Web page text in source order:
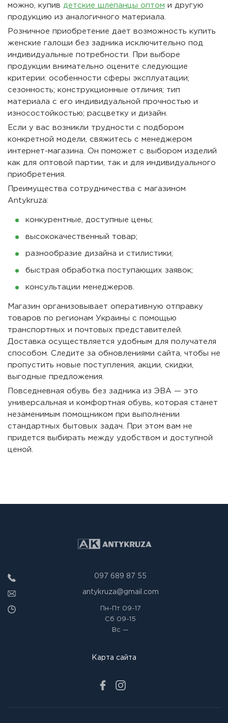
можно, купив детские шлепанцы оптом и другую
продукцию из аналогичного материала.
Розничное приобретение дает возможность купить
женские галоши без задника исключительно под
индивидуальные потребности. При выборе
продукции внимательно оцените следующие
критерии: особенности сферы эксплуатации;
сезонность; конструкционные отличия; тип
материала с его индивидуальной прочностью и
износостойкостью; расцветку и дизайн.
Если у вас возникли трудности с подбором
конкретной модели, свяжитесь с менеджером
интернет-магазина. Он поможет с выбором изделий
как для оптовой партии, так и для индивидуального
приобретения.
Преимущества сотрудничества с магазином
Antykruza:
конкурентные, доступные цены;
высококачественный товар;
разнообразие дизайна и стилистики;
быстрая обработка поступающих заявок;
консультации менеджеров.
Магазин организовывает оперативную отправку
товаров по регионам Украины с помощью
транспортных и почтовых представителей.
Доставка осуществляется удобным для получателя
способом. Следите за обновлениями сайта, чтобы не
пропустить новые поступления, акции, скидки,
выгодные предложения.
Повседневная обувь без задника из ЭВА — это
универсальная и комфортная обувь, которая станет
незаменимым помощником при выполнении
стандартных бытовых задач. При этом вам не
придется выбирать между удобством и доступной
ценой.
097 689 87 55
antykruza@gmail.com
Пн-Пт09-17
Сб 09-15
Вс —
Карта сайта